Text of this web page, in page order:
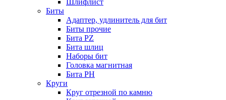
Шлифлист
Биты
Адаптер, удлинитель для бит
Биты прочие
Бита PZ
Бита шлиц
Наборы бит
Головка магнитная
Бита PH
Круги
Круг отрезной по камню